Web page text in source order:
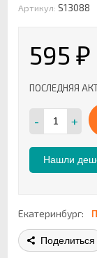
Артикул: S13088
595 ₽
ПОСЛЕДНЯЯ
- +
Нашли
Екатеринбург:
Поделиться